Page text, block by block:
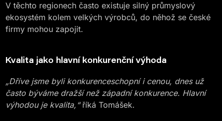
V těchto regionech často existuje silný průmyslový
ekosystém kolem velkých výrobců, do něhož se české
firmy mohou zapojit.
Kvalita jako hlavní konkurenční výhoda
„Dříve jsme byli konkurenceschopní i cenou, dnes už
často býváme dražší než západní konkurence. Hlavní
výhodou je kvalita,“říká Tomášek.